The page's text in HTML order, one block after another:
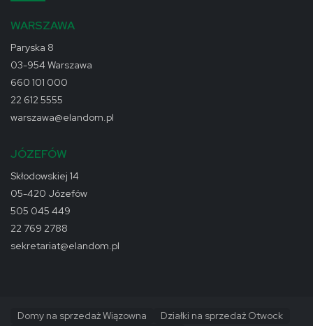
WARSZAWA
Paryska 8
03-954 Warszawa
660 101 000
22 612 5555
warszawa@elandom.pl
JÓZEFÓW
Skłodowskiej 14
05-420 Józefów
505 045 449
22 769 2788
sekretariat@elandom.pl
Domy na sprzedaż Wiązowna
Działki na sprzedaż Otwock